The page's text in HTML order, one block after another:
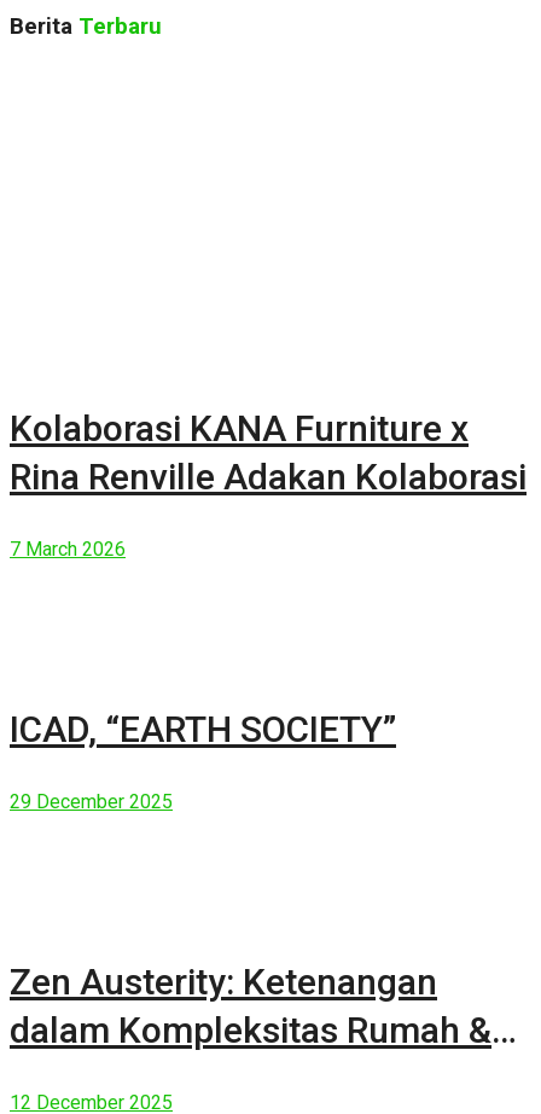
Berita Terbaru
Kolaborasi KANA Furniture x
Rina Renville Adakan Kolaborasi
7 March 2026
ICAD, “EARTH SOCIETY”
29 December 2025
Zen Austerity: Ketenangan
dalam Kompleksitas Rumah &
12 December 2025